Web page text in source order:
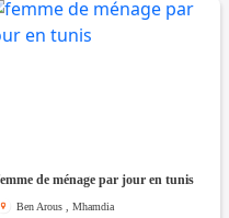
de ménage par jour en tunis
Ben Arous , Mhamdia